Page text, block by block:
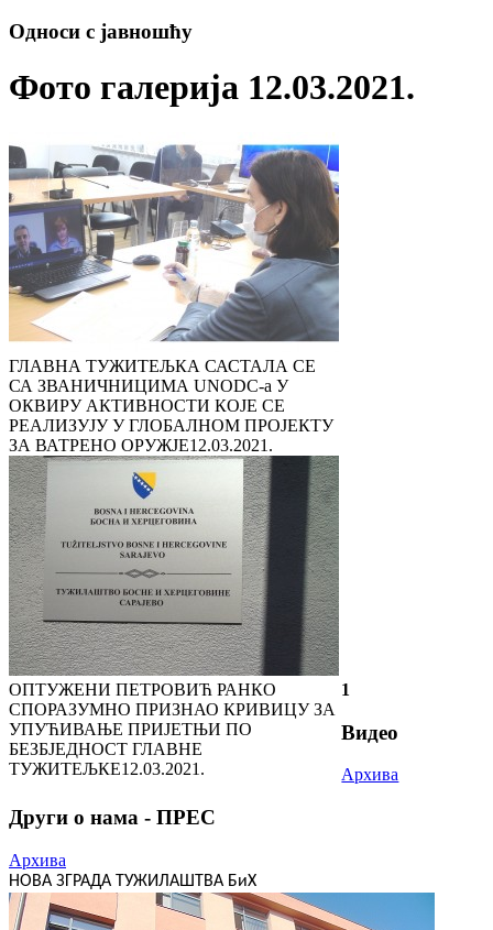
Односи с јавношћу
Фото галерија 12.03.2021.
ГЛАВНА ТУЖИТЕЉКА САСТАЛА СЕ
СА ЗВАНИЧНИЦИМА UNODC-а У
ОКВИРУ АКТИВНОСТИ КОЈЕ СЕ
РЕАЛИЗУЈУ У ГЛОБАЛНОМ ПРОЈЕКТУ
ЗА ВАТРЕНО ОРУЖЈЕ12.03.2021.
ОПТУЖЕНИ ПЕТРОВИЋ РАНКО
СПОРАЗУМНО ПРИЗНАО КРИВИЦУ ЗА
УПУЋИВАЊЕ ПРИЈЕТЊИ ПО
БЕЗБЈЕДНОСТ ГЛАВНЕ
ТУЖИТЕЉКЕ12.03.2021.
1
Видео
Архива
Други о нама - ПРЕС
Архива
НОВА ЗГРАДА ТУЖИЛАШТВА БиХ